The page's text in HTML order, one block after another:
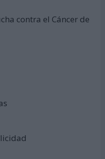
contra el Cáncer de